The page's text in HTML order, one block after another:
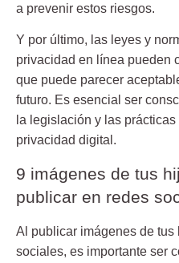
a prevenir estos riesgos.
Y por último, las leyes y
privacidad en línea pueden
que puede parecer
futuro. Es esencial ser
la legislación y las
privacidad digital.
9 imágenes de tus
publicar en redes
Al publicar imágenes de
sociales, es importante ser